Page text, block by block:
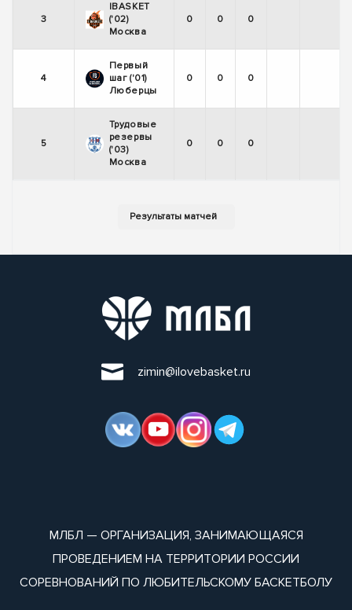
3
IBASKET
('02)
Москва
0 0 0
4
Первый
шаг ('01)
Люберцы
0 0 0
5
Трудовые
резервы
('03)
Москва
0 0 0
zimin@ilovebasket.ru
МЛБЛ — ОРГАНИЗАЦИЯ, ЗАНИМАЮЩАЯСЯ
ПРОВЕДЕНИЕМ НА ТЕРРИТОРИИ РОССИИ
СОРЕВНОВАНИЙ ПО ЛЮБИТЕЛЬСКОМУ БАСКЕТБОЛУ